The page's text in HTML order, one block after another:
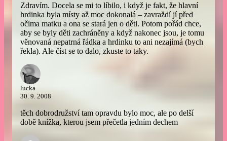
Zdravím. Docela se mi to líbilo, i když je fakt, že hlavní
hrdinka byla místy až moc dokonalá – zavraždí jí před
očima matku a ona se stará jen o děti. Potom pořád chce,
aby se byly děti zachráněny a když nakonec jsou, je tomu
věnovaná nepatrná řádka a hrdinku to ani nezajímá (bych
řekla). Ale číst se to dalo, zkuste to taky.
lucka
30. 9. 2008
těch dobrodružství tam opravdu bylo moc, ale po delší
době knížka, kterou jsem přečetla jedním dechem